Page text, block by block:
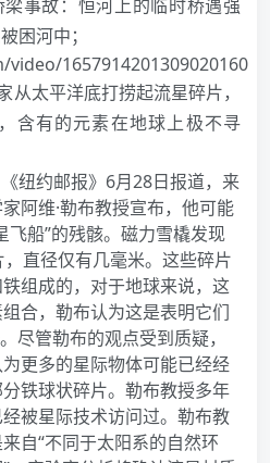
事故：恒河上的临时桥遇强
困河中；
1657914201309020160
太平洋底打捞起流星碎片，
含有的元素在地球上极不寻
纽约邮报》6月28日报道，来
阿维·勒布教授宣布，他可能
飞船”的残骸。磁力雪橇发现
直径仅有几毫米。这些碎片
组成的，对于地球来说，这
合，勒布认为这是表明它们
尽管勒布的观点受到质疑，
更多的星际物体可能已经经
铁球状碎片。勒布教授多年
被星际技术访问过。勒布教
自“不同于太阳系的自然环